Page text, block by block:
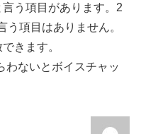
う項目があります。2
項目はありません。
きます。
わないとボイスチャッ